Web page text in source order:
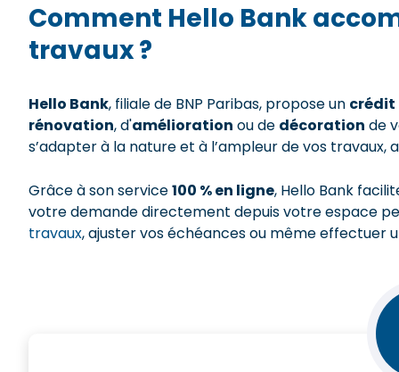
Comment Hello Bank
travaux ?
Hello Bank, filiale de BNP Paribas, propose un crédit
rénovation, d'amélioration ou de décoration de
s’adapter à la nature et à l’ampleur de vos
Grâce à son service100 % en ligne, Hello Bank
votre demande directement depuis votre espace
travaux, ajuster vos échéances ou même effectuer